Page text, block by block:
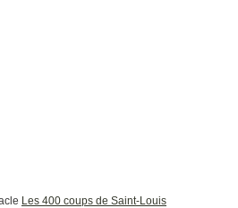
Les 400 coups de Saint-Louis